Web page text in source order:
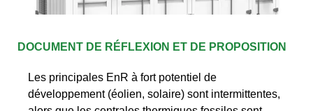
DOCUMENT DE RÉFLEXION ET DE PROPOSITION
Les principales EnR à fort potentiel de
développement (éolien, solaire) sont intermittentes,